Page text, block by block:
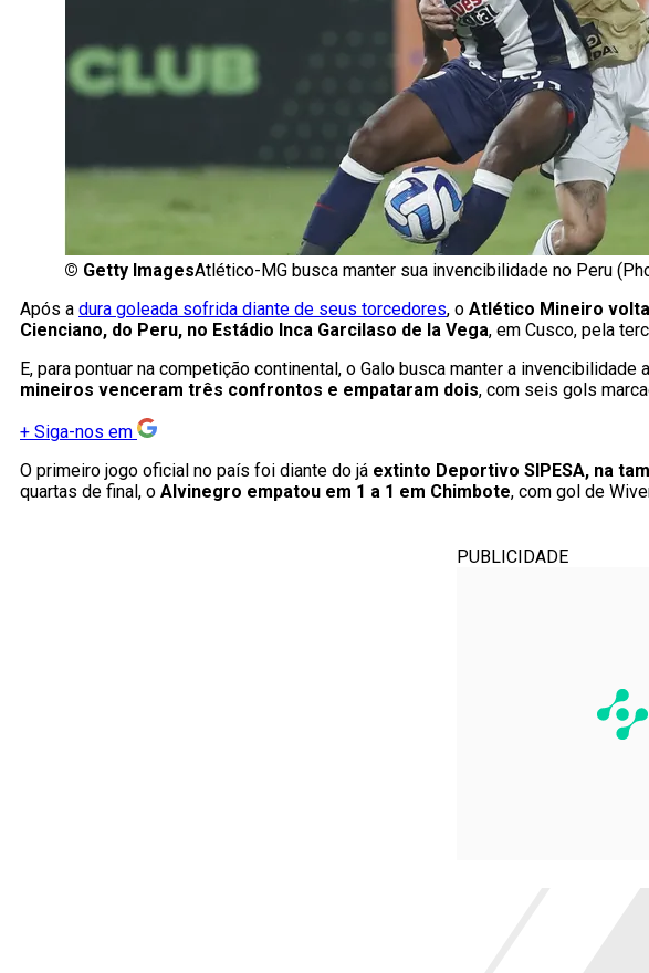
© Getty ImagesAtlético-MG busca manter sua invencibilidade no Peru
Após a dura goleada sofrida diante de seus torcedores, o Atlético Mineiro
Cienciano, do Peru, no Estádio Inca Garcilaso de la Vega, em Cusco, pela
E, para pontuar na competição continental, o Galo busca manter a invencibilidade
mineiros venceram três confrontos e empataram dois, com seis gols
+ Siga-nos em
O primeiro jogo oficial no país foi diante do já extinto Deportivo SIPESA, na
quartas de final, o Alvinegro empatou em 1 a 1 em Chimbote, com gol de
PUBLICIDADE